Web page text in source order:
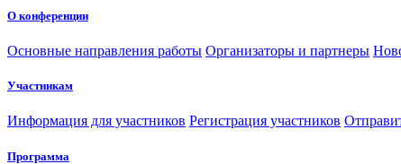
О конференции
Основные направления работы Организаторы и партнеры
Участникам
Информация для участников Регистрация участников
Программа